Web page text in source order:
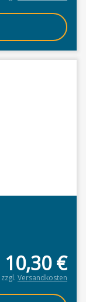
10,30€
zzgl. Versandkosten